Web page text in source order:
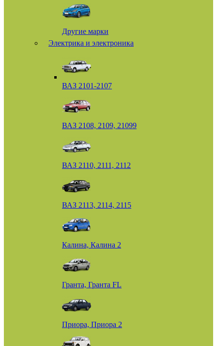
Другие марки
Электрика и электроника
ВАЗ 2101-2107
ВАЗ 2108, 2109, 21099
ВАЗ 2110, 2111, 2112
ВАЗ 2113, 2114, 2115
Калина, Калина 2
Гранта, Гранта FL
Приора, Приора 2